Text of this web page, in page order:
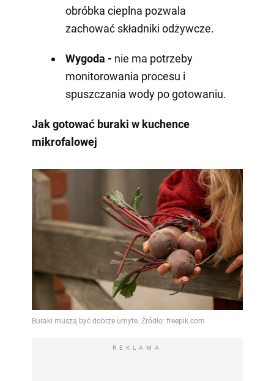
obróbka cieplna pozwala
zachować składniki odżywcze.
Wygoda - nie ma potrzeby
monitorowania procesu i
spuszczania wody po gotowaniu.
Jak gotować buraki w kuchence
mikrofalowej
REKLAMA